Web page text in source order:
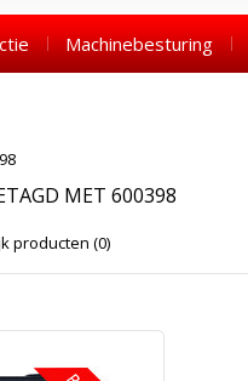
Machinebesturing
MET 600398
producten (0)